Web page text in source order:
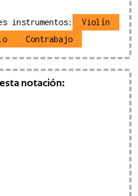
instrumentos:
Violín
Contrabajo
notación:
)